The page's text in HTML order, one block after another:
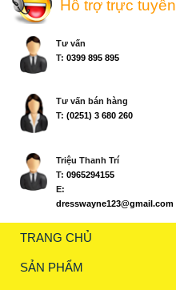
Hỗ trợ trực tuyến
Tư vấn
T: 0399 895 895
Tư vấn bán hàng
T: (0251) 3 680 260
Triệu Thanh Trí
T: 0965294155
E:
dresswayne123@gmail.com
TRANG CHỦ
SẢN PHẨM